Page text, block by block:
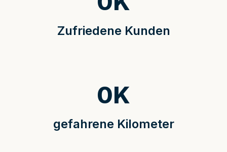
Zufriedene Kunden
gefahrene Kilometer
0K